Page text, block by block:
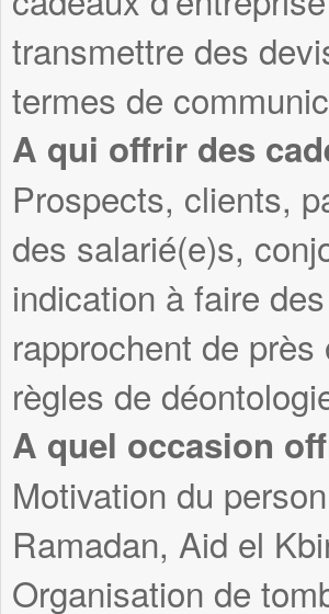
transmettre des
termes de
A qui offrir des
Prospects, clients,
des salarié(e)s,
indication à faire
rapprochent de
règles de
A quel occasion
Motivation du
Ramadan, Aid el
Organisation de